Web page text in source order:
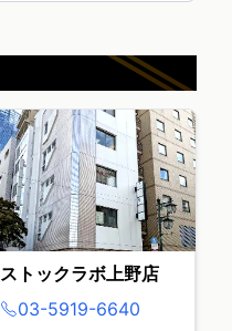
ストックラボ上野店
03-5919-6640